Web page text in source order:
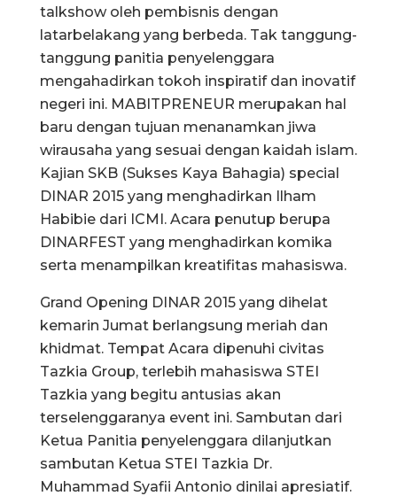
talkshow oleh pembisnis dengan
latarbelakang yang berbeda. Tak tanggung-
tanggung panitia penyelenggara
mengahadirkan tokoh inspiratif dan inovatif
negeri ini. MABITPRENEUR merupakan hal
baru dengan tujuan menanamkan jiwa
wirausaha yang sesuai dengan kaidah islam.
Kajian SKB (Sukses Kaya Bahagia) special
DINAR 2015 yang menghadirkan Ilham
Habibie dari ICMI. Acara penutup berupa
DINARFEST yang menghadirkan komika
serta menampilkan kreatifitas mahasiswa.
Grand Opening DINAR 2015 yang dihelat
kemarin Jumat berlangsung meriah dan
khidmat. Tempat Acara dipenuhi civitas
Tazkia Group, terlebih mahasiswa STEI
Tazkia yang begitu antusias akan
terselenggaranya event ini. Sambutan dari
Ketua Panitia penyelenggara dilanjutkan
sambutan Ketua STEI Tazkia Dr.
Muhammad Syafii Antonio dinilai apresiatif.